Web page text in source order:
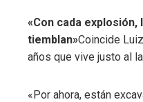
«Con cada explosión,
tiemblan»Coincide
años que vive justo al
«Por ahora, están